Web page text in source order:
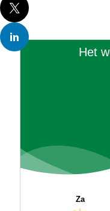
Het
Za